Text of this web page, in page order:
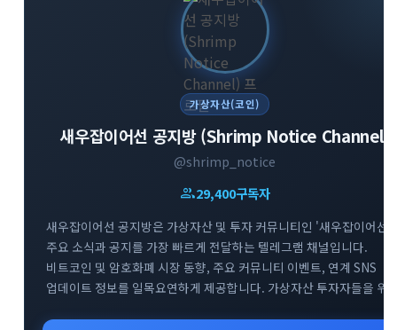
가상자산(코인)
새우잡이어선 공지방 (Shrimp Notice Channel)
@shrimp_notice
group29,400구독자
새우잡이어선 공지방은 가상자산 및 투자 커뮤니티인 '새우잡이어선'
주요 소식과 공지를 가장 빠르게 전달하는 텔레그램 채널입니다.
비트코인 및 암호화폐 시장 동향, 주요 커뮤니티 이벤트, 연계 SNS
업데이트 정보를 일목요연하게 제공합니다. 가상자산 투자자들을 위